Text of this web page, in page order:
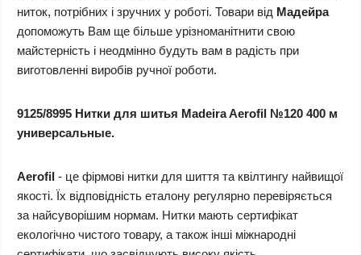
ниток, потрібних і зручних у роботі. Товари від Мадейра
допоможуть Вам ще більше урізноманітнити свою
майстерність і неодмінно будуть вам в радість при
виготовленні виробів ручної роботи.
9125/8995 Нитки для шитья Madeira Aerofil №120 400 м
универсальные.
Aerofil - це фірмові нитки для шиття та квілтингу найвищої
якості. Їх відповідність еталону регулярно перевіряється
за найсуворішим нормам. Нитки мають сертифікат
екологічно чистого товару, а також інші міжнародні